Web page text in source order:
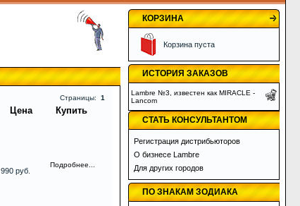
Страницы: 1
Цена Купить
990 руб.
Подробнее...
КОРЗИНА
Корзина пуста
ИСТОРИЯ ЗАКАЗОВ
Lambre №3, известен как MIRACLE -
Lancom
СТАТЬ КОНСУЛЬТАНТОМ
Регистрация дистрибьюторов
О бизнесе Lambre
Для других городов
ПО ЗНАКАМ ЗОДИАКА